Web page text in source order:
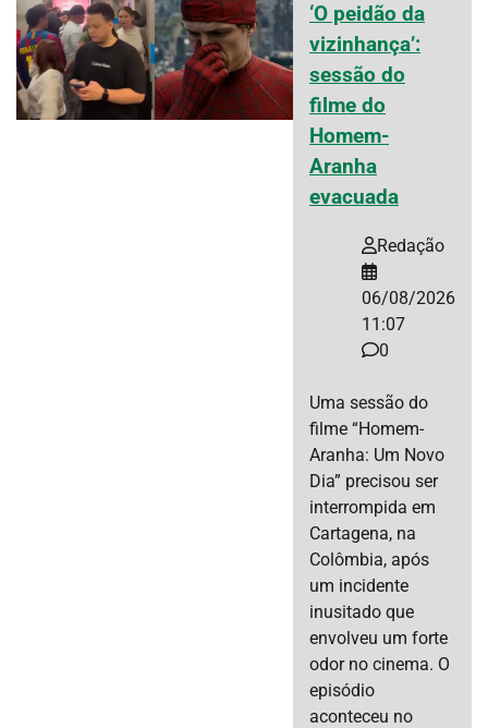
‘O peidão da
vizinhança’:
sessão do
filme do
Homem-
Aranha
evacuada
Redação
06/08/2026
11:07
0
Uma sessão do
filme “Homem-
Aranha: Um Novo
Dia” precisou ser
interrompida em
Cartagena, na
Colômbia, após
um incidente
inusitado que
envolveu um forte
odor no cinema. O
episódio
aconteceu no